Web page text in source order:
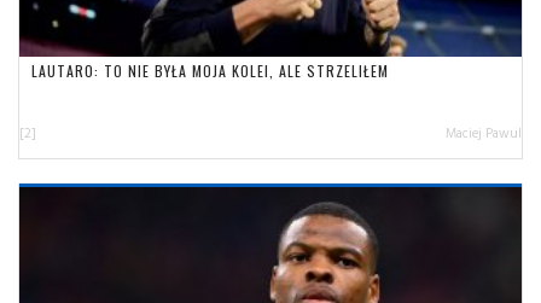
LAUTARO: TO NIE BYŁA MOJA KOLEI, ALE STRZELIŁEM
[2] Maciej Pawul